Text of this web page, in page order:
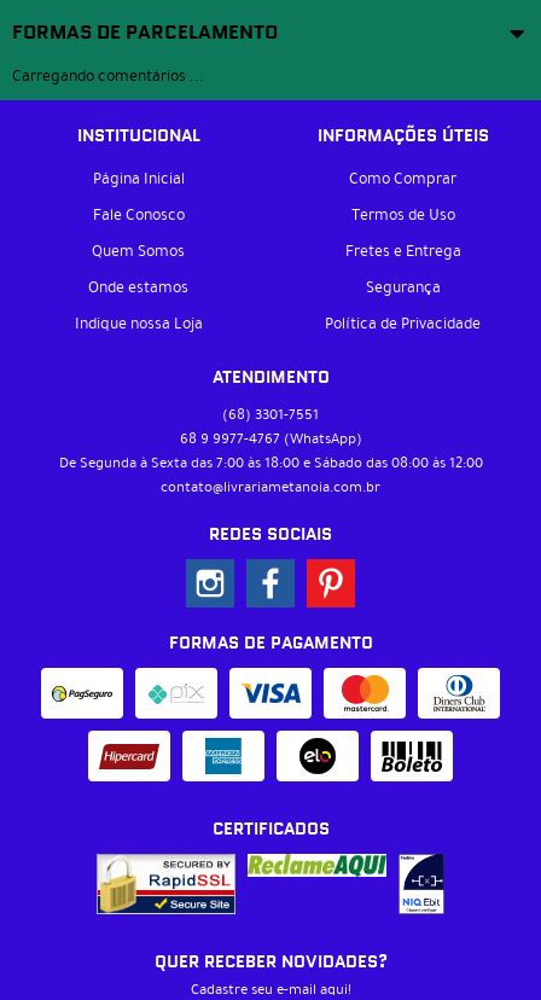
FORMAS DE PARCELAMENTO
Carregando comentários ...
INSTITUCIONAL
Página Inicial
Fale Conosco
Quem Somos
Onde estamos
Indique nossa Loja
INFORMAÇÕES ÚTEIS
Como Comprar
Termos de Uso
Fretes e Entrega
Segurança
Política de Privacidade
ATENDIMENTO
(68) 3301-7551
68 9 9977-4767 (WhatsApp)
De Segunda à Sexta das 7:00 às 18:00 e Sábado das 08:00 às 12:00
contato@livrariametanoia.com.br
REDES SOCIAIS
FORMAS DE PAGAMENTO
CERTIFICADOS
QUER RECEBER NOVIDADES?
Cadastre seu e-mail aqui!